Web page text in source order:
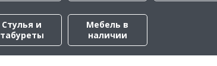
Стулья и
табуреты
Мебель в
наличии